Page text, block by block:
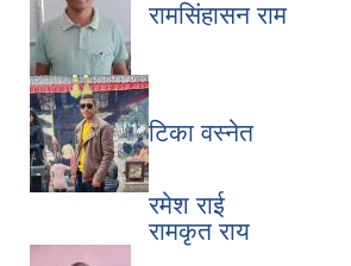
रामसिंहासन राम
टिका वस्नेत
रमेश राई
रामकृत राय